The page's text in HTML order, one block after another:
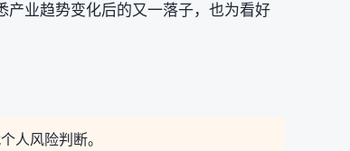
产业趋势变化后的又一落子，也为看好
人风险判断。